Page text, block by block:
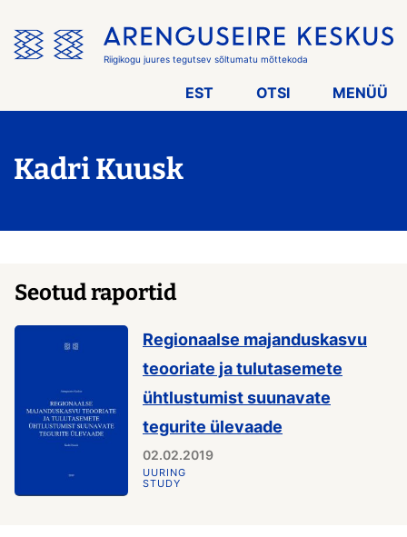
menüü
vahele
Riigikogu juures tegutsev sõltumatu mõttekoda
EST OTSI MENÜÜ
Kadri Kuusk
Seotud raportid
Regionaalse majanduskasvu
teooriate ja tulutasemete
ühtlustumist suunavate
tegurite ülevaade
02.02.2019
UURING
STUDY